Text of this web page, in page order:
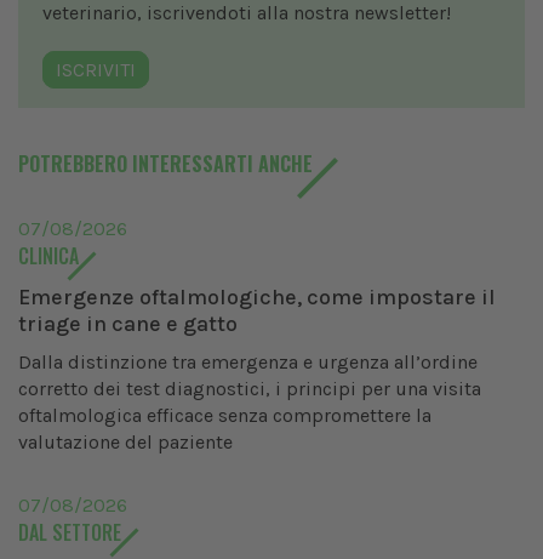
veterinario, iscrivendoti alla nostra newsletter!
ISCRIVITI
POTREBBERO INTERESSARTI ANCHE
07/08/2026
CLINICA
Emergenze oftalmologiche, come impostare il
triage in cane e gatto
Dalla distinzione tra emergenza e urgenza all’ordine
corretto dei test diagnostici, i principi per una visita
oftalmologica efficace senza compromettere la
valutazione del paziente
07/08/2026
DAL SETTORE